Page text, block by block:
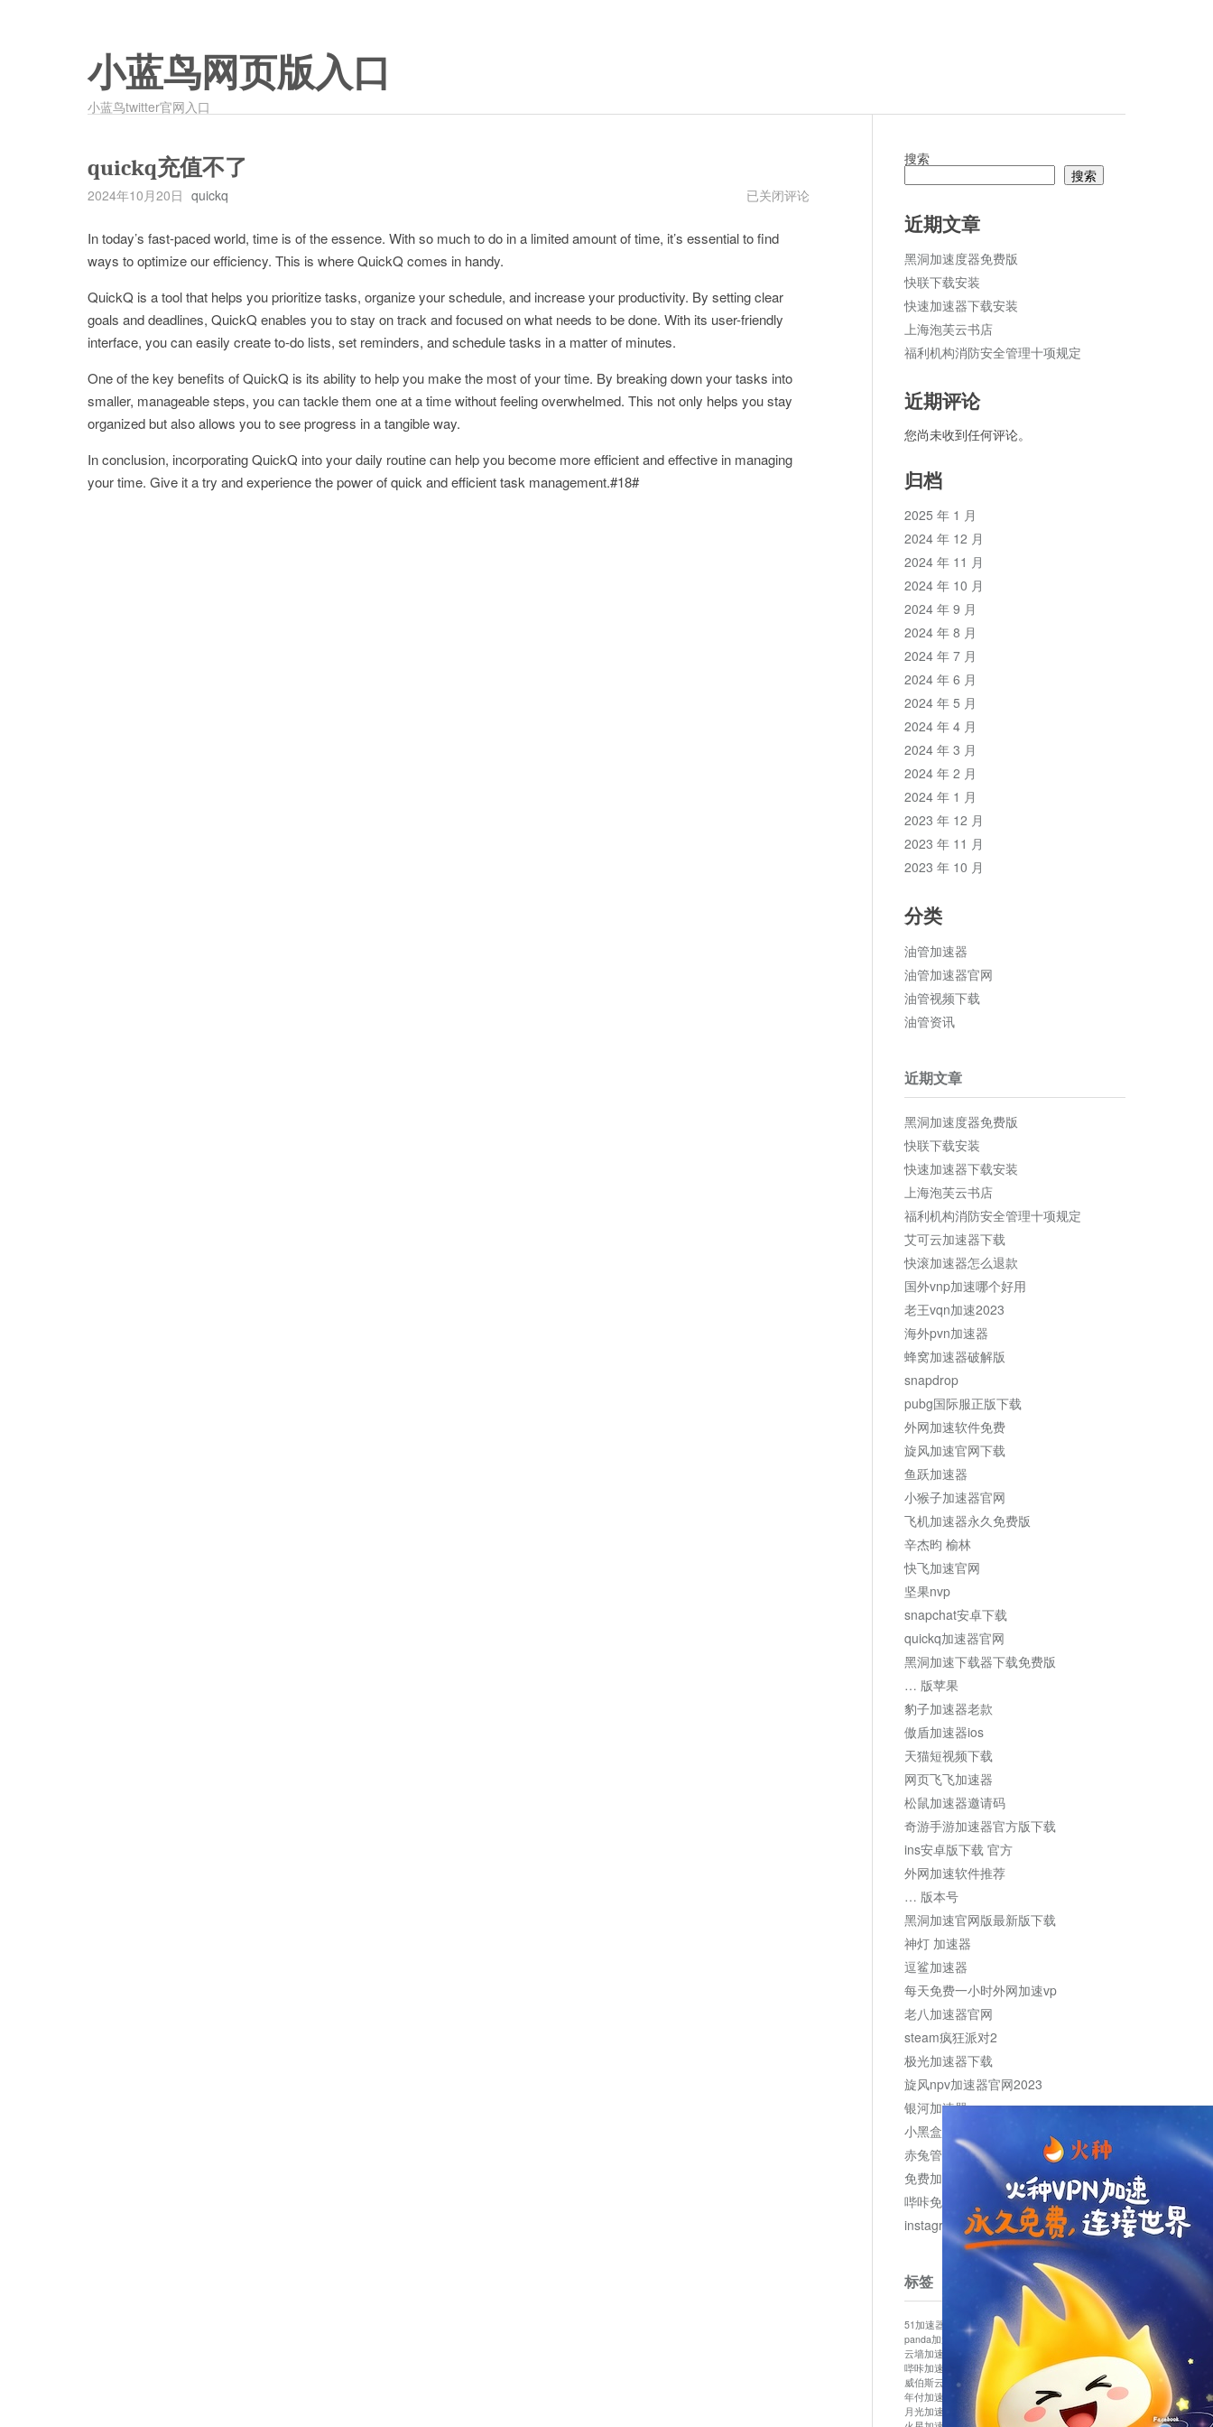
小蓝鸟网页版入口
小蓝鸟twitter官网入口
quickq充值不了
2024年10月20日 quickq
quickq
不
已关闭评论
In today’s fast-paced world, time is of the essence. With so much to do in a limited amount of time, it’s essential to find
ways to optimize our efficiency. This is where QuickQ comes in handy.
QuickQ is a tool that helps you prioritize tasks, organize your schedule, and increase your productivity. By setting clear
goals and deadlines, QuickQ enables you to stay on track and focused on what needs to be done. With its user-friendly
interface, you can easily create to-do lists, set reminders, and schedule tasks in a matter of minutes.
One of the key benefits of QuickQ is its ability to help you make the most of your time. By breaking down your tasks into
smaller, manageable steps, you can tackle them one at a time without feeling overwhelmed. This not only helps you stay
organized but also allows you to see progress in a tangible way.
In conclusion, incorporating QuickQ into your daily routine can help you become more efficient and effective in managing
your time. Give it a try and experience the power of quick and efficient task management.#18#
搜索
搜索
近期文章
黑洞加速度器免费版
快联下载安装
快速加速器下载安装
上海泡芙云书店
福利机构消防安全管理十项规定
近期评论
您尚未收到任何评论。
归档
2025 年 1 月
2024 年 12 月
2024 年 11 月
2024 年 10 月
2024 年 9 月
2024 年 8 月
2024 年 7 月
2024 年 6 月
2024 年 5 月
2024 年 4 月
2024 年 3 月
2024 年 2 月
2024 年 1 月
2023 年 12 月
2023 年 11 月
2023 年 10 月
分类
油管加速器
油管加速器官网
油管视频下载
油管资讯
近期文章
黑洞加速度器免费版
快联下载安装
快速加速器下载安装
上海泡芙云书店
福利机构消防安全管理十项规定
艾可云加速器下载
快滚加速器怎么退款
国外vnp加速哪个好用
老王vqn加速2023
海外pvn加速器
蜂窝加速器破解版
snapdrop
pubg国际服正版下载
外网加速软件免费
旋风加速官网下载
鱼跃加速器
小猴子加速器官网
飞机加速器永久免费版
辛杰昀 榆林
快飞加速官网
坚果nvp
snapchat安卓下载
quickq加速器官网
黑洞加速下载器下载免费版
… 版苹果
豹子加速器老款
傲盾加速器ios
天猫短视频下载
网页飞飞加速器
松鼠加速器邀请码
奇游手游加速器官方版下载
ins安卓版下载 官方
外网加速软件推荐
… 版本号
黑洞加速官网版最新版下载
神灯 加速器
逗鲨加速器
每天免费一小时外网加速vp
老八加速器官网
steam疯狂派对2
极光加速器下载
旋风npv加速器官网2023
银河加速器
小黑盒加速器加速
赤兔管理平台
免费加速器
哔咔免费加速服务器
instagram网页版登录入口
标签
51加速器 bitznet hidecat i7加速器
kuai500
panda加速器
snap加速器 vp加速器
中信加速器
云墙加速器
云速加速器
哔咔加速器
哔咔哔咔加速器 喵云 回锅肉加速器
威伯斯云
小明加速器 小蓝鸟加速器
布谷vp加速器
年付加速器
心阶云 快连 怎么上外网
易飞加速器
月光加速器
机场加速器 松果云 梯子加速器